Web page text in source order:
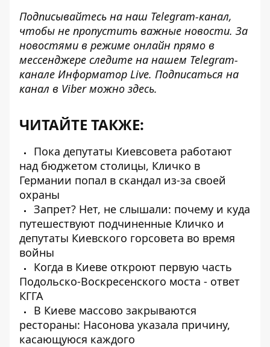
Подписывайтесь на наш Telegram-канал,
чтобы не пропустить важные новости. За
новостями в режиме онлайн прямо в
мессенджере следите на нашем Telegram-
канале Информатор Live. Подписаться на
канал в Viber можно здесь.
ЧИТАЙТЕ ТАКЖЕ:
Пока депутаты Киевсовета работают
над бюджетом столицы, Кличко в
Германии попал в скандал из-за своей
охраны
Запрет? Нет, не слышали: почему и куда
путешествуют подчиненные Кличко и
депутаты Киевского горсовета во время
войны
Когда в Киеве откроют первую часть
Подольско-Воскресенского моста - ответ
КГГА
В Киеве массово закрываются
рестораны: Насонова указала причину,
касающуюся каждого